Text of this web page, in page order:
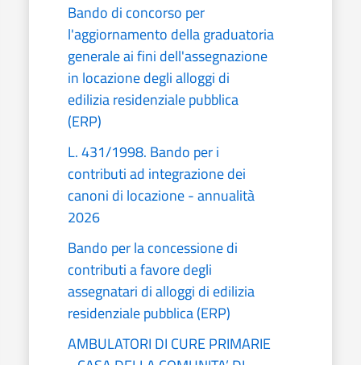
Bando di concorso per
l'aggiornamento della graduatoria
generale ai fini dell'assegnazione
in locazione degli alloggi di
edilizia residenziale pubblica
(ERP)
L. 431/1998. Bando per i
contributi ad integrazione dei
canoni di locazione - annualità
2026
Bando per la concessione di
contributi a favore degli
assegnatari di alloggi di edilizia
residenziale pubblica (ERP)
AMBULATORI DI CURE PRIMARIE